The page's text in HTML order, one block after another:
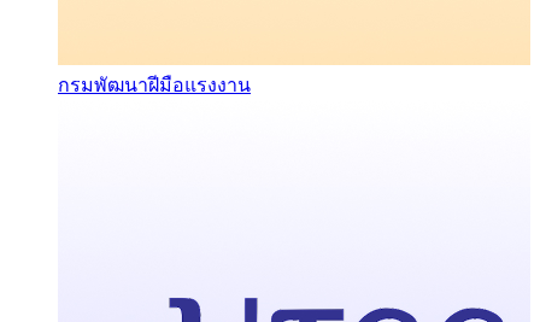
กรมพัฒนาฝีมือแรงงาน